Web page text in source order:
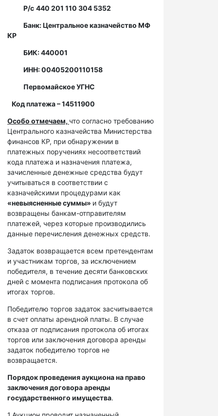
Р/с 440 201 110 304 5352
Банк: Центральное казначейство МФ
КР
БИК: 440001
ИНН: 00405200110158
Первомайское УГНС
Код платежа – 14511900
Особо отмечаем, что согласно требованию
Центрального казначейства Министерства
финансов КР, при обнаружении в
платежных поручениях несоответствий
кода платежа и назначения платежа,
зачисленные денежные средства будут
учитываться в соответствии с
казначейскими процедурами как
«невыясненные суммы» и будут
возвращены банкам-отправителям
платежей, через которые производились
данные перечисления денежных средств.
Задаток возвращается всем претендентам
и участникам торгов, за исключением
победителя, в течение десяти банковских
дней с момента подписания протокола об
итогах торгов.
Победителю торгов задаток засчитывается
в счет оплаты арендной платы. В случае
отказа от подписания протокола об итогах
торгов или заключения договора аренды
задаток победителю торгов не
возвращается.
Порядок проведения аукциона на право
заключения договора аренды
государственного имущества.